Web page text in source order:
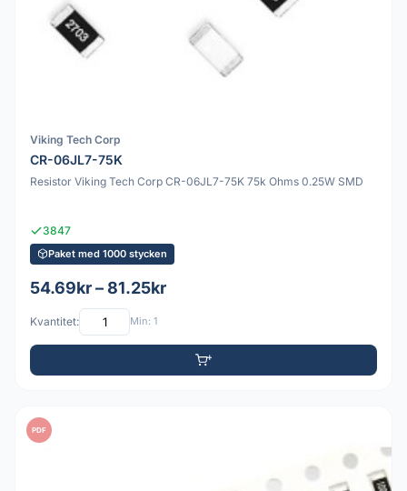
Viking Tech Corp
CR-06JL7-75K
Resistor Viking Tech Corp CR-06JL7-75K 75k Ohms 0.25W SMD
3847
Paket med 1000 stycken
54.69kr – 81.25kr
Kvantitet: Min: 1
PDF